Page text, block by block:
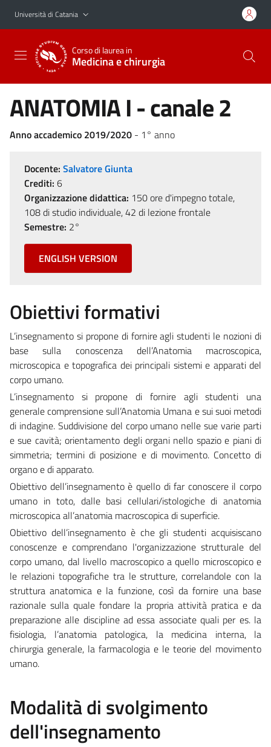
Vai al contenuto principale
Vai al menu di navigazione
Università di Catania
Corso di laurea in
Medicina e chirurgia
ANATOMIA I - canale 2
Anno accademico 2019/2020 - 1° anno
Docente: Salvatore Giunta
Crediti: 6
Organizzazione didattica: 150 ore d'impegno totale,
108 di studio individuale, 42 di lezione frontale
Semestre: 2°
ENGLISH VERSION
Obiettivi formativi
L’insegnamento si propone di fornire agli studenti le nozioni di
base sulla conoscenza dell’Anatomia macroscopica,
microscopica e topografica dei principali sistemi e apparati del
corpo umano.
L’insegnamento si propone di fornire agli studenti una
generale comprensione sull’Anatomia Umana e sui suoi metodi
di indagine. Suddivisione del corpo umano nelle sue varie parti
e sue cavità; orientamento degli organi nello spazio e piani di
simmetria; termini di posizione e di movimento. Concetto di
organo e di apparato.
Obiettivo dell’insegnamento è quello di far conoscere il corpo
umano in toto, dalle basi cellulari/istologiche di anatomia
microscopica all’anatomia macroscopica di superficie.
Obiettivo dell’insegnamento è che gli studenti acquisiscano
conoscenze e comprendano l'organizzazione strutturale del
corpo umano, dal livello macroscopico a quello microscopico e
le relazioni topografiche tra le strutture, correlandole con la
struttura anatomica e la funzione, così da fornire una base
razionale sulla quale fondare la propria attività pratica e da
preparazione alle discipline ad essa associate quali per es. la
fisiologia, l’anatomia patologica, la medicina interna, la
chirurgia generale, la farmacologia e le teorie del movimento
umano.
Modalità di svolgimento
dell'insegnamento